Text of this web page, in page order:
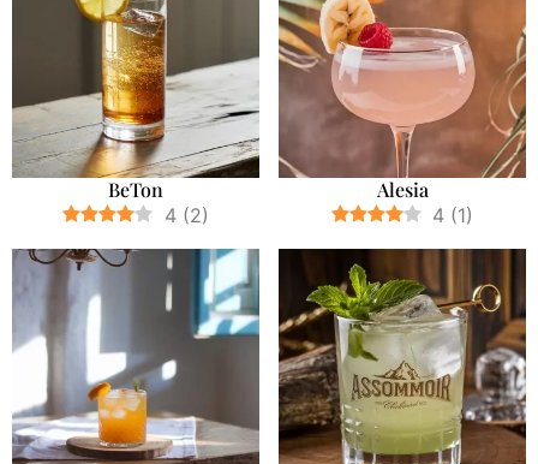
BeTon
4 (2)
Alesia
4 (1)